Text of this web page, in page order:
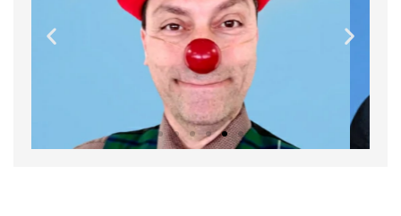
דוד שילמן
שחקן, ליצן, יוצר, מנהל הסביבטרון - תיאטרון למען הסביבה
להכיר את דוד